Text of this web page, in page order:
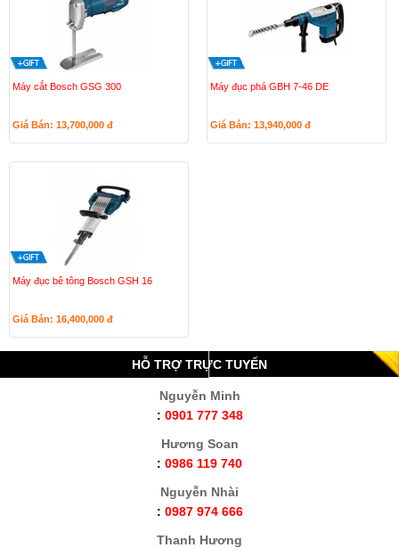
Máy cắt Bosch GSG 300
Giá Bán: 13,700,000 đ
Máy đục phá GBH 7-46 DE
Giá Bán: 13,940,000 đ
Máy đục bê tông Bosch GSH 16
Giá Bán: 16,400,000 đ
HỖ TRỢ TRỰC TUYẾN
Nguyễn Minh
: 0901 777 348
Hương Soan
: 0986 119 740
Nguyễn Nhài
: 0987 974 666
Thanh Hương